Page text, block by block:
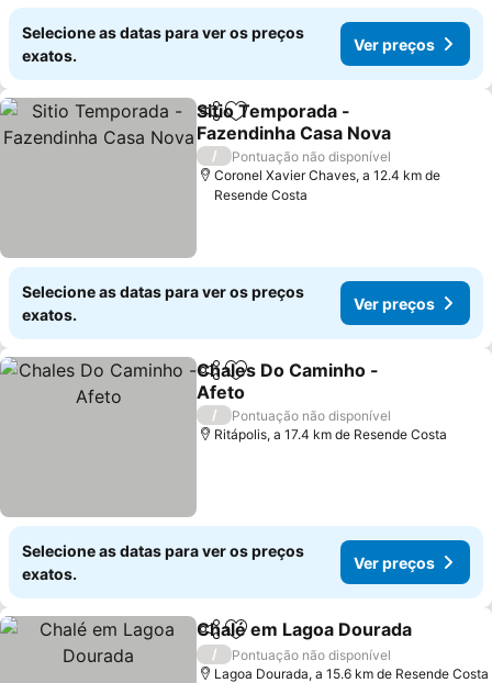
Selecione as datas para ver os preços
exatos.
Ver preços
PartilharAdicionar aos favoritos
Sitio Temporada -
Fazendinha Casa Nova
/
Pontuação não disponível
Coronel Xavier Chaves, a 12.4 km de
Resende Costa
Selecione as datas para ver os preços
exatos.
Ver preços
PartilharAdicionar aos favoritos
Chales Do Caminho -
Afeto
/
Pontuação não disponível
Ritápolis, a 17.4 km de Resende Costa
Selecione as datas para ver os preços
exatos.
Ver preços
PartilharAdicionar aos favoritos
Chalé em Lagoa Dourada
/
Pontuação não disponível
Lagoa Dourada, a 15.6 km de Resende Costa